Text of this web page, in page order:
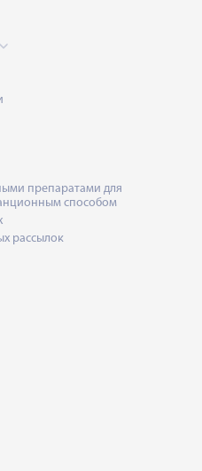
препаратами для
способом
рассылок